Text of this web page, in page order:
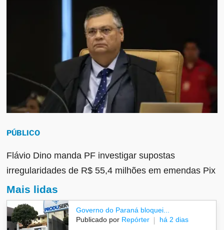
PÚBLICO
Flávio Dino manda PF investigar supostas
irregularidades de R$ 55,4 milhões em emendas Pix
Mais lidas
Governo do Paraná bloquei...
Publicado por Repórter há 2 dias